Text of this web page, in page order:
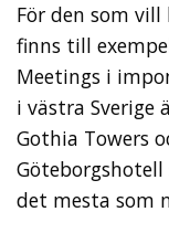
För den som
finns till
Meetings i
i västra Sverige
Gothia Towers
det mesta som